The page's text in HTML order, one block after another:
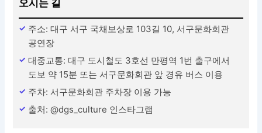
오시는 길
주소: 대구 서구 국채보상로 103길 10, 서구문화회관
공연장
대중교통: 대구 도시철도 3호선 만평역 1번 출구에서
도보 약 15분 또는 서구문화회관 앞 경유 버스 이용
주차: 서구문화회관 주차장 이용 가능
출처: @dgs_culture 인스타그램